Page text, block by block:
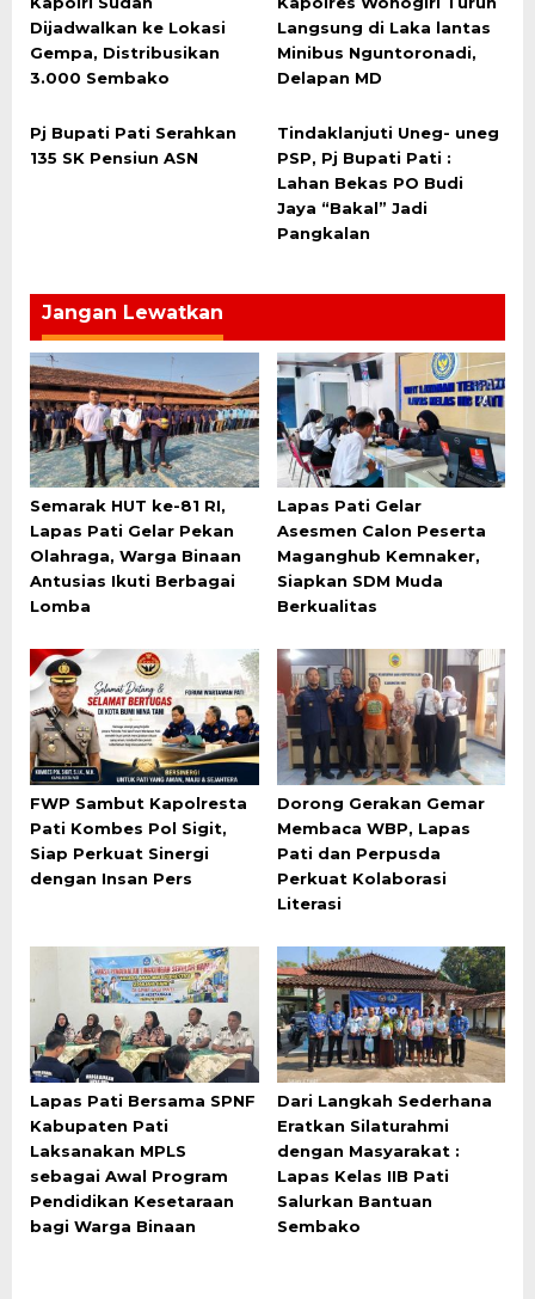
Dijadwalkan ke Lokasi
Gempa, Distribusikan
3.000 Sembako
Langsung di Laka lantas
Minibus Nguntoronadi,
Delapan MD
Pj Bupati Pati Serahkan
135 SK Pensiun ASN
Tindaklanjuti Uneg- uneg
PSP, Pj Bupati Pati :
Lahan Bekas PO Budi
Jaya “Bakal” Jadi
Pangkalan
Jangan Lewatkan
Semarak HUT ke-81 RI,
Lapas Pati Gelar Pekan
Olahraga, Warga Binaan
Antusias Ikuti Berbagai
Lomba
Lapas Pati Gelar
Asesmen Calon Peserta
Maganghub Kemnaker,
Siapkan SDM Muda
Berkualitas
FWP Sambut Kapolresta
Pati Kombes Pol Sigit,
Siap Perkuat Sinergi
dengan Insan Pers
Dorong Gerakan Gemar
Membaca WBP, Lapas
Pati dan Perpusda
Perkuat Kolaborasi
Literasi
Lapas Pati Bersama SPNF
Kabupaten Pati
Laksanakan MPLS
sebagai Awal Program
Pendidikan Kesetaraan
bagi Warga Binaan
Dari Langkah Sederhana
Eratkan Silaturahmi
dengan Masyarakat :
Lapas Kelas IIB Pati
Salurkan Bantuan
Sembako